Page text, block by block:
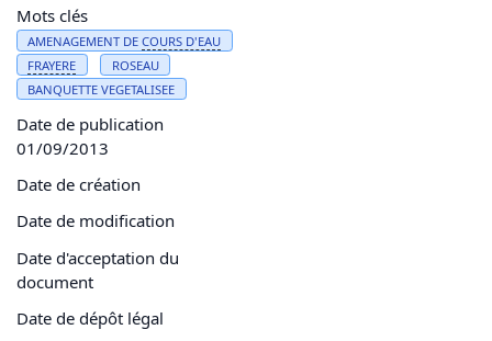
Mots clés
AMENAGEMENT DECOURS D'EAU
FRAYERE
ROSEAU
BANQUETTE VEGETALISEE
Date de publication
01/09/2013
Date de création
Date de modification
Date d'acceptation du
document
Date de dépôt légal